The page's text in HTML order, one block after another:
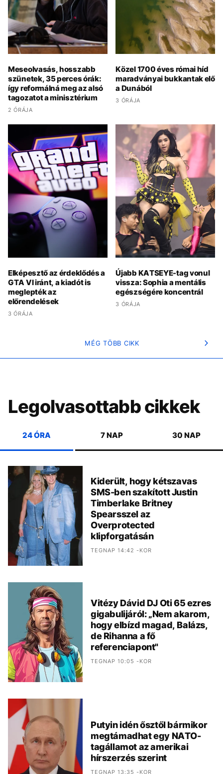
Meseolvasás, hosszabb
szünetek, 35 perces órák:
így reformálná meg az alsó
tagozatot a minisztérium
2 ÓRÁJA
Közel 1700 éves római híd
maradványai bukkantak elő
a Dunából
3 ÓRÁJA
Elképesztő az érdeklődés a
GTA VI iránt, a kiadót is
meglepték az
előrendelések
3 ÓRÁJA
Újabb KATSEYE-tag vonul
vissza: Sophia a mentális
egészségére koncentrál
3 ÓRÁJA
MÉG TÖBB CIKK
Legolvasottabb cikkek
24 ÓRA 7 NAP 30 NAP
Kiderült, hogy kétszavas
SMS-ben szakított Justin
Timberlake Britney
Spearsszel az
Overprotected
klipforgatásán
TEGNAP 14:42 -KOR
Vitézy Dávid DJ Oti 65 ezres
gigabulijáról: „Nem akarom,
hogy elbízd magad, Balázs,
de Rihanna a fő
referenciapont"
TEGNAP 10:05 -KOR
Putyin idén ősztől bármikor
megtámadhat egy NATO-
tagállamot az amerikai
hírszerzés szerint
TEGNAP 13:35 -KOR